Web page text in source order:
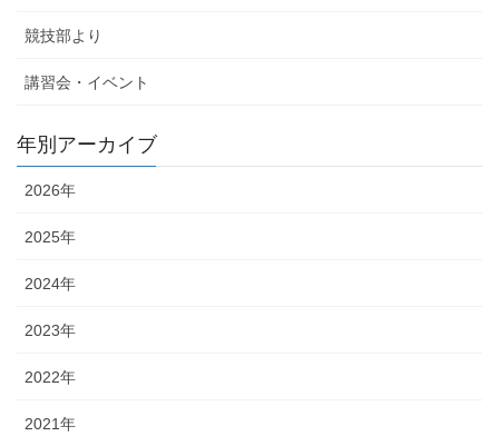
競技部より
講習会・イベント
年別アーカイブ
2026年
2025年
2024年
2023年
2022年
2021年